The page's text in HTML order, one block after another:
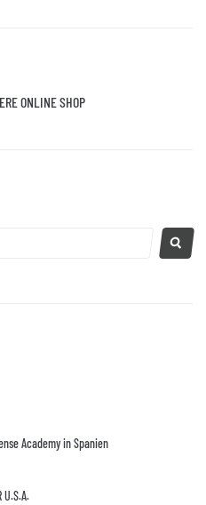
ONLINE SHOP
Academy in Spanien
U.S.A.